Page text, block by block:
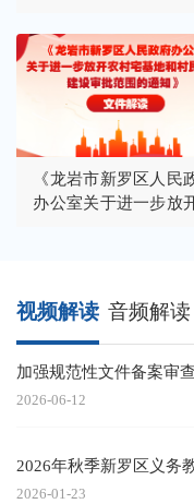
《龙岩市新罗区人民
办公室关于进一步放
视频解读 音频解读
加强规范性文件备案审
2026-06-12
2026年秋季新罗区义务
2026-01-23